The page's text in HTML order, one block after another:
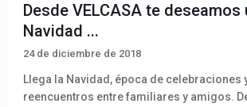
Desde VELCASA te deseamos
Navidad ...
24 de diciembre de 2018
Llega la Navidad, época de celebraciones
reencuentros entre familiares y amigos.